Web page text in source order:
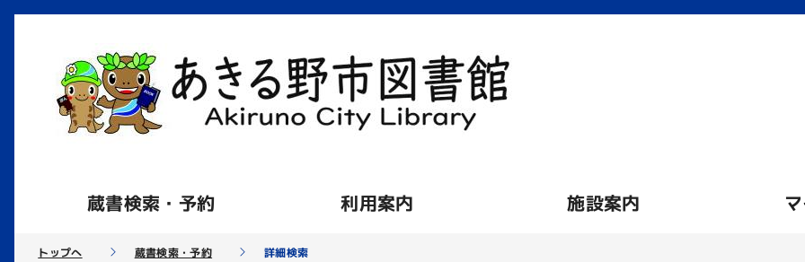
蔵書検索・予約 利用案内 施設案内
トップへ 蔵書検索・予約 詳細検索